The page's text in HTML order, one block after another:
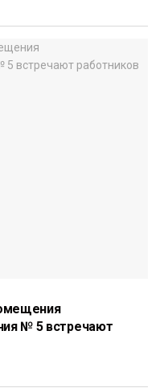
№ 5 встречают